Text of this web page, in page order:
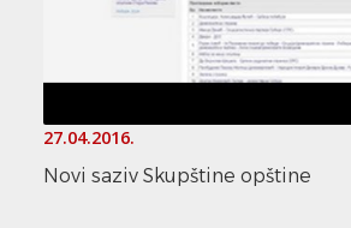
27.04.2016.
Novi saziv Skupštine opštine